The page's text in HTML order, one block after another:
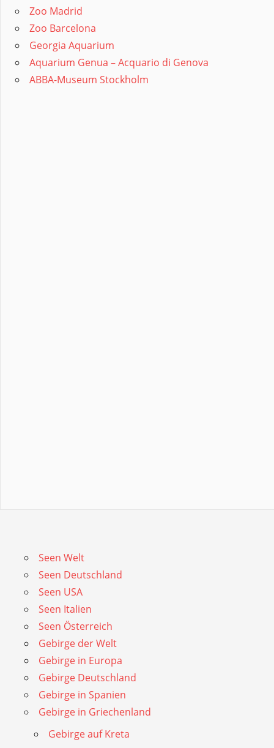
Zoo Madrid
Zoo Barcelona
Georgia Aquarium
Aquarium Genua – Acquario di Genova
ABBA-Museum Stockholm
Seen Welt
Seen Deutschland
Seen USA
Seen Italien
Seen Österreich
Gebirge der Welt
Gebirge in Europa
Gebirge Deutschland
Gebirge in Spanien
Gebirge in Griechenland
Gebirge auf Kreta